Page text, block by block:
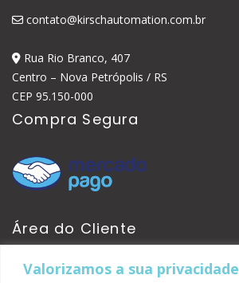
Valorizamos a sua privacidade
contato@kirschautomation.com.br
Rua Rio Branco, 407
Centro – Nova Petrópolis / RS
CEP 95.150-000
Compra Segura
Área do Cliente
Minha Conta